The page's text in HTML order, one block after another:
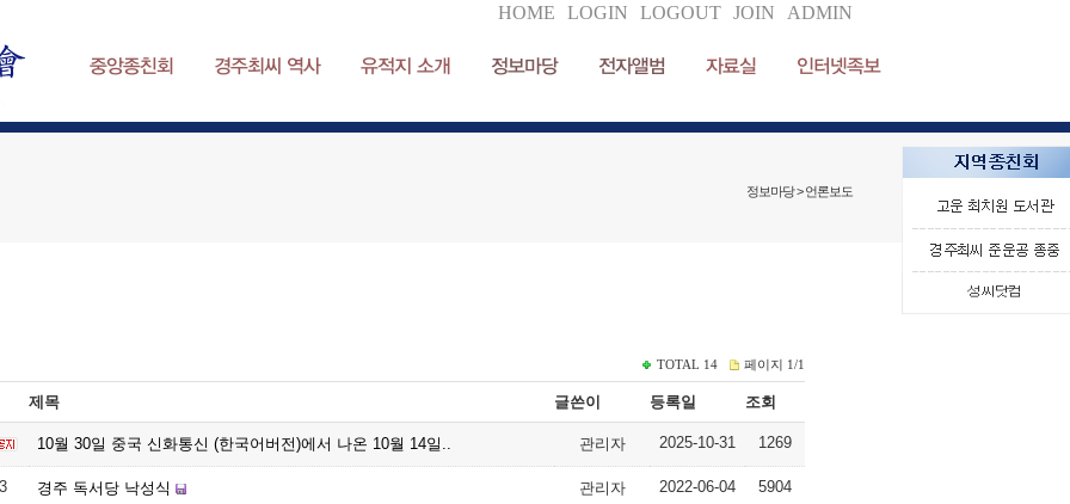
HOME LOGIN LOGOUT JOIN ADMIN
중앙종친회 경주최씨 역사 유적지 소개 정보마당 전자앨범 자료실 인터넷족보
정보마당 > 언론보도
TOTAL 14 페이지 1/1
제목 글쓴이 등록일 조회
10월 30일 중국 신화통신 (한국어버전)에서 나온 10월 14일.. 관리자 2025-10-31 1269
경주 독서당 낙성식 관리자 2022-06-04 5904